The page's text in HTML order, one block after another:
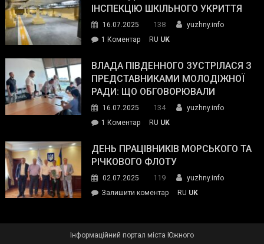
«Наш
спільний
окупанти.
Маємо
діяти
команда
власноруч
пожежу
у
ІНСПЕКЦІЮ ШКІЛЬНОГО УКРИТТЯ
16.07.2025 138
yuzhny.info
1 Коментардо
Південного
провів
інспекцію
укриття
RU UK
ВЛАДА ПІВДЕННОГО ЗУСТРІЛАСЯ З
ПРЕДСТАВНИКАМИ МОЛОДІЖНОЇ
РАДИ: ЩО ОБГОВОРЮВАЛИ
16.07.2025 134
yuzhny.info
1 Коментардо
Південного
зустрілася
представниками
молодіжної
обговорювали
RU UK
ДЕНЬ ПРАЦІВНИКІВ МОРСЬКОГО ТА
РІЧКОВОГО ФЛОТУ
02.07.2025 119
yuzhny.info
Залишити коментарon
RU UK
Інформаційний портал міста Южного